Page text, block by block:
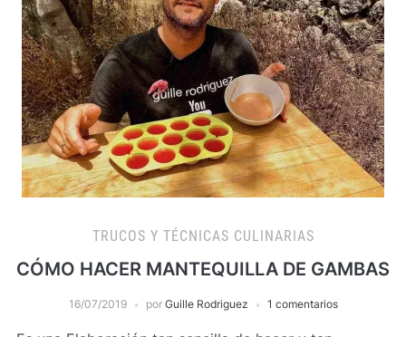
TRUCOS Y TÉCNICAS CULINARIAS
CÓMO HACER MANTEQUILLA DE GAMBAS
16/07/2019 por Guille Rodriguez 1 comentarios